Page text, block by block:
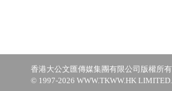
香港大公文匯傳媒集團有限公司版權所有
© 1997-2026 WWW.TKWW.HK LIMITED.